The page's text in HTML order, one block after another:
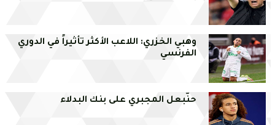
وهبي الخزري: اللاعب الأكثر تأثيراً في الدوري
الفرنسي
حنّبعل المجبري على بنك البدلاء